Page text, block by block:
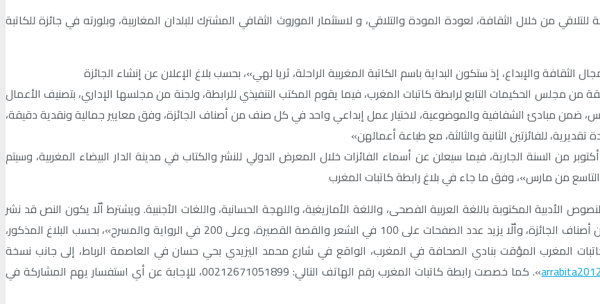
من خلال الثقافة، لعودة المودة والتلاقي، و لاستثمار الموروث الثقافي المشترك للبلدان المغاربية، وبلورته في جائزة للكاتبة
والإبداع، إذ ستكون البداية باسم الكاتبة المغربية الراحلة، ثريا لهي»، بحسب بلاغ الإعلان عن إنشاء الجائزة
من مجلس الحكيمات التابع لرابطة كاتبات المغرب، فيما يقوم المكتب التنفيذي للرابطة، ولجنة من مجلسها الإداري، بتصنيف الأعمال
ضمن مبادئ الشفافية والموضوعية، لاختيار عمل إبداعي واحد في كل صنف من أصناف الجائزة، وفق معايير جمالية ونقدية دقيقة،
للفائزتين الثانية والثالثة، مع طباعة أعمالهن»
و«سيفتح باب الترشيح للجائزة في وجه المشاركات ما بين فاتح يوليو و30 أكتوبر من السنة الجارية، فيما سيعلن عن أسماء الفائزات خلال المعرض الدولي للنشر والكتاب في مدينة الدار البيضاء المغربية، وسيتم
التاسع من مارس»، وفق ما جاء في بلاغ رابطة كاتبات المغرب
المكتوبة باللغة العربية الفصحى، واللغة الأمازيغية، واللهجة الحسانية، واللغات الأجنبية. ويشترط ألّا يكون النص قد نشر
سابقاً، سواءً ورقياً أم رقمياً، وألّا تشارك المترشحة سوى في صنف واحد من أصناف الجائزة، وألّا يزيد عدد الصفحات على 100 في الشعر والقصة القصيرة، وعلى 200 في الرواية والمسرح»، بحسب البلاغ المذكور،
المغرب المؤقت بنادي الصحافة في المغرب، الواقع في شارع محمد اليزيدي بحي حسان في العاصمة الرباط، إلى جانب نسخة
». كما خصصت رابطة كاتبات المغرب رقم الهاتف التالي: 00212671051899، للإجابة عن أي استفسار يهم المشاركة في